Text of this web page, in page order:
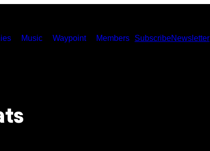
Music Waypoint Members SubscribeNewsletter